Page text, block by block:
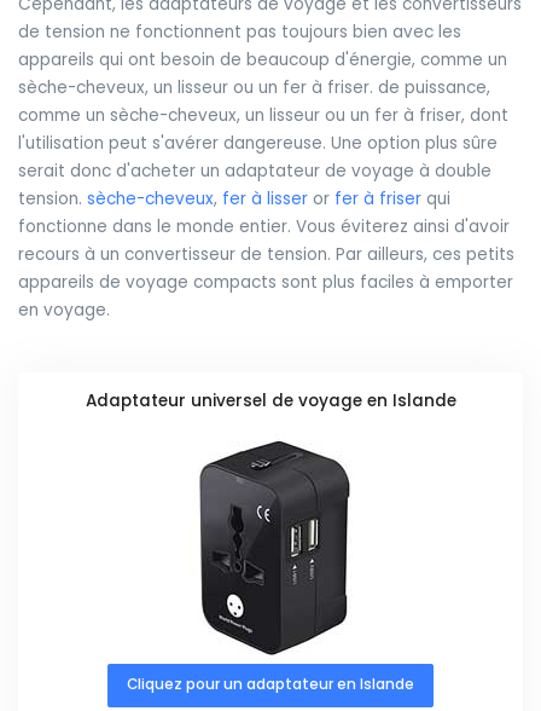
de tension ne fonctionnent pas toujours bien avec les
appareils qui ont besoin de beaucoup d'énergie, comme un
sèche-cheveux, un lisseur ou un fer à friser. de puissance,
comme un sèche-cheveux, un lisseur ou un fer à friser, dont
l'utilisation peut s'avérer dangereuse. Une option plus sûre
serait donc d'acheter un adaptateur de voyage à double
tension. sèche-cheveux, fer à lisser or fer à friser qui
fonctionne dans le monde entier. Vous éviterez ainsi d'avoir
recours à un convertisseur de tension. Par ailleurs, ces petits
appareils de voyage compacts sont plus faciles à emporter
en voyage.
Adaptateur universel de voyage en Islande
Cliquez pour un adaptateur en Islande